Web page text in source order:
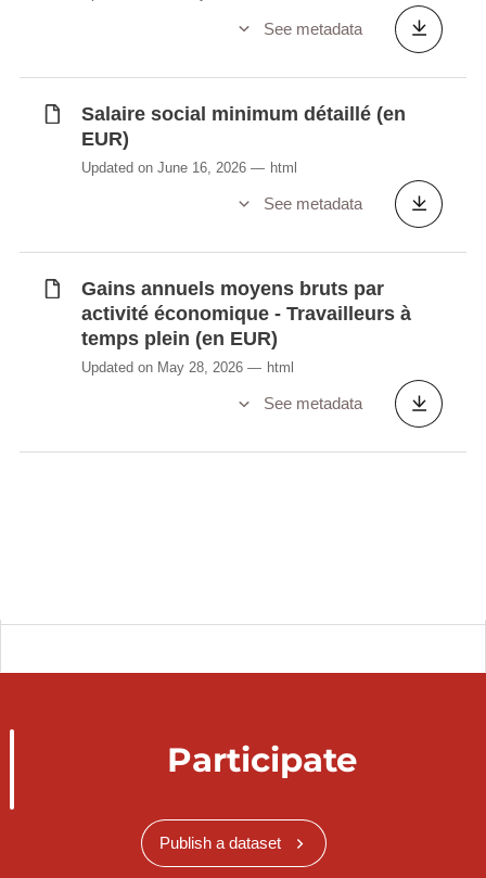
See metadata
Salaire social minimum détaillé (en
EUR)
Updated on June 16, 2026 html
See metadata
Gains annuels moyens bruts par
activité économique - Travailleurs à
temps plein (en EUR)
Updated on May 28, 2026 html
See metadata
Participate
Publish a dataset